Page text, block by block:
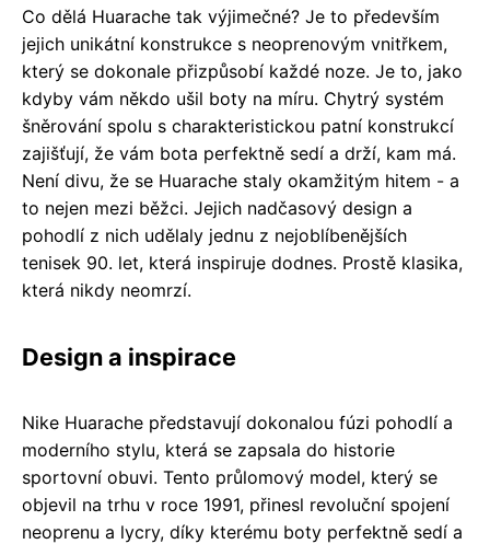
Co dělá Huarache tak výjimečné? Je to především
jejich unikátní konstrukce s neoprenovým vnitřkem,
který se dokonale přizpůsobí každé noze. Je to, jako
kdyby vám někdo ušil boty na míru. Chytrý systém
šněrování spolu s charakteristickou patní konstrukcí
zajišťují, že vám bota perfektně sedí a drží, kam má.
Není divu, že se Huarache staly okamžitým hitem - a
to nejen mezi běžci. Jejich nadčasový design a
pohodlí z nich udělaly jednu z nejoblíbenějších
tenisek 90. let, která inspiruje dodnes. Prostě klasika,
která nikdy neomrzí.
Design a inspirace
Nike Huarache představují dokonalou fúzi pohodlí a
moderního stylu, která se zapsala do historie
sportovní obuvi. Tento průlomový model, který se
objevil na trhu v roce 1991, přinesl revoluční spojení
neoprenu a lycry, díky kterému boty perfektně sedí a